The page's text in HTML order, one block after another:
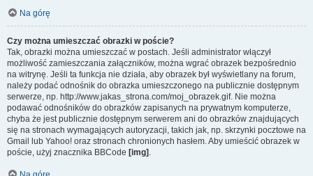
Na górę
Czy można umieszczać obrazki w poście?
Tak, obrazki można umieszczać w postach. Jeśli administrator włączył
możliwość zamieszczania załączników, można wgrać obrazek bezpośrednio
na witrynę. Jeśli ta funkcja nie działa, aby obrazek był wyświetlany na forum,
należy podać odnośnik do obrazka umieszczonego na publicznie dostępnym
serwerze, np. http://www.jakas_strona.com/moj_obrazek.gif. Nie można
podawać odnośników do obrazków zapisanych na prywatnym komputerze,
chyba że jest publicznie dostępnym serwerem ani do obrazków znajdujących
się na stronach wymagających autoryzacji, takich jak, np. skrzynki pocztowe na
Gmail lub Yahoo! oraz stronach chronionych hasłem. Aby umieścić obrazek w
poście, użyj znacznika BBCode [img] .